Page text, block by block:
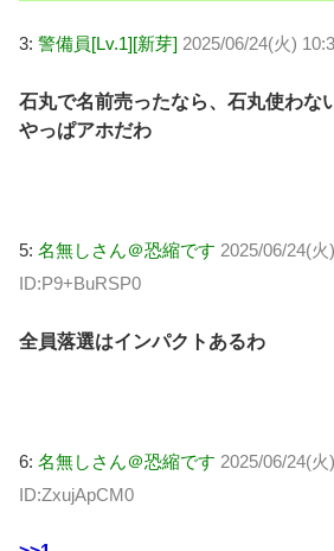
3: 警備員[Lv.1][新芽] 2025/06/24(火)
石丸で名前売ったなら、石丸使わな
やっぱアホだわ
5: 名無しさん＠恐縮です 2025/06/24(火
ID:P9+BuRSP0
全員落選はインパクトあるわ
6: 名無しさん＠恐縮です 2025/06/24(
ID:ZxujApCM0